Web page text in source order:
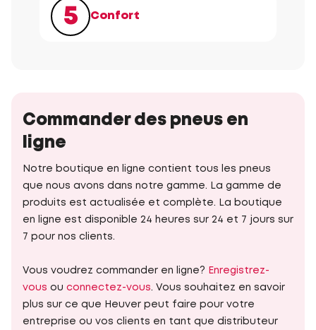
5 Confort
Commander des pneus en
ligne
Notre boutique en ligne contient tous les pneus
que nous avons dans notre gamme. La gamme de
produits est actualisée et complète. La boutique
en ligne est disponible 24 heures sur 24 et 7 jours sur
7 pour nos clients.
Vous voudrez commander en ligne?
Enregistrez-
vous ou connectez-vous. Vous souhaitez en savoir
plus sur ce que Heuver peut faire pour votre
entreprise ou vos clients en tant que distributeur